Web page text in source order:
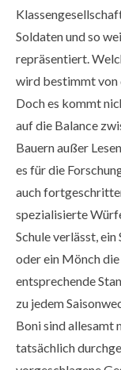
Soldaten und so
repräsentiert.
wird bestimmt von
Doch es kommt
auf die Balance
Bauern außer
es für die
auch
spezialisierte
Schule verlässt,
oder ein Mönch
entsprechende
zu jedem
Boni sind allesamt
tatsächlich